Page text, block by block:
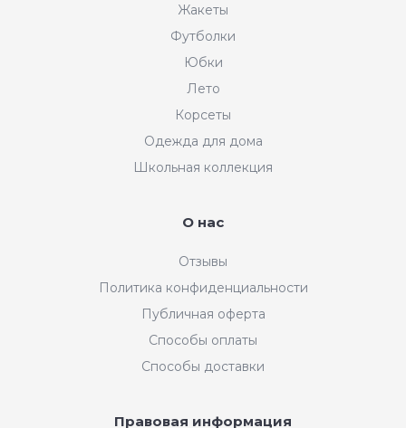
Жакеты
Футболки
Юбки
Лето
Корсеты
Одежда для дома
Школьная коллекция
О нас
Отзывы
Политика конфиденциальности
Публичная оферта
Способы оплаты
Способы доставки
Правовая информация